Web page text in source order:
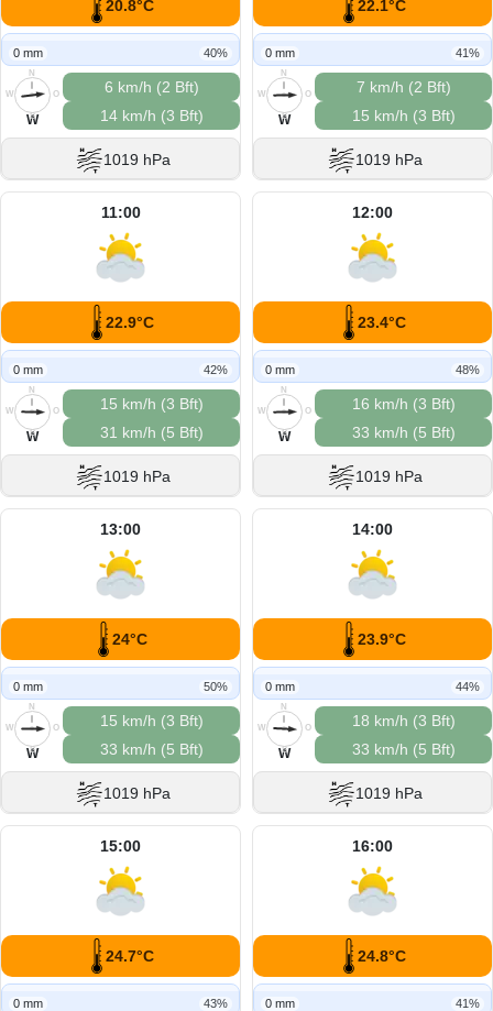
20.8°C
0 mm 40%
N
O
S
W
W
6 km/h (2 Bft)
14 km/h (3 Bft)
1019 hPa
22.1°C
0 mm 41%
N
O
S
W
W
7 km/h (2 Bft)
15 km/h (3 Bft)
1019 hPa
11:00
22.9°C
0 mm 42%
N
O
S
W
W
15 km/h (3 Bft)
31 km/h (5 Bft)
1019 hPa
12:00
23.4°C
0 mm 48%
N
O
S
W
W
16 km/h (3 Bft)
33 km/h (5 Bft)
1019 hPa
13:00
24°C
0 mm 50%
N
O
S
W
W
15 km/h (3 Bft)
33 km/h (5 Bft)
1019 hPa
14:00
23.9°C
0 mm 44%
N
O
S
W
W
18 km/h (3 Bft)
33 km/h (5 Bft)
1019 hPa
15:00
24.7°C
0 mm 43%
16:00
24.8°C
0 mm 41%